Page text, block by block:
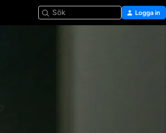
Sök Logga in